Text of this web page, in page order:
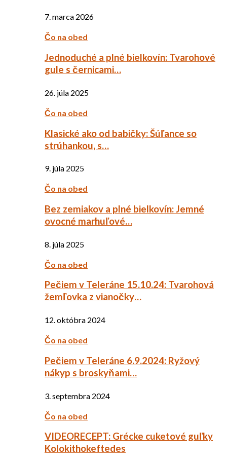
7. marca 2026
Čo na obed
Jednoduché a plné bielkovín: Tvarohové
gule s černicami…
26. júla 2025
Čo na obed
Klasické ako od babičky: Šúľance so
strúhankou, s…
9. júla 2025
Čo na obed
Bez zemiakov a plné bielkovín: Jemné
ovocné marhuľové…
8. júla 2025
Čo na obed
Pečiem v Teleráne 15.10.24: Tvarohová
žemľovka z vianočky…
12. októbra 2024
Čo na obed
Pečiem v Teleráne 6.9.2024: Ryžový
nákyp s broskyňami…
3. septembra 2024
Čo na obed
VIDEORECEPT: Grécke cuketové guľky
Kolokithokeftedes